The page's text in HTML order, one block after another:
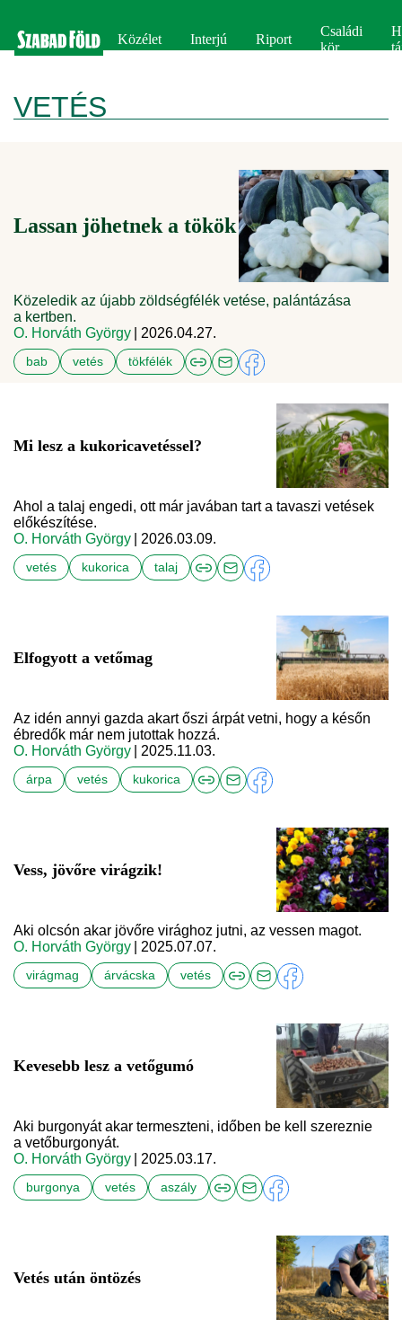
Közélet Interjú Riport
Családi
kör
VETÉS
Lassan jöhetnek a tökök
Közeledik az újabb zöldségfélék vetése, palántázása
a kertben.
O. Horváth György
| 2026.04.27.
bab vetés tökfélék
Mi lesz a kukoricavetéssel?
Ahol a talaj engedi, ott már javában tart a tavaszi vetések
előkészítése.
O. Horváth György
| 2026.03.09.
vetés kukorica talaj
Elfogyott a vetőmag
Az idén annyi gazda akart őszi árpát vetni, hogy a későn
ébredők már nem jutottak hozzá.
O. Horváth György
| 2025.11.03.
árpa vetés kukorica
Vess, jövőre virágzik!
Aki olcsón akar jövőre virághoz jutni, az vessen magot.
O. Horváth György
| 2025.07.07.
virágmag árvácska vetés
Kevesebb lesz a vetőgumó
Aki burgonyát akar termeszteni, időben be kell szereznie
a vetőburgonyát.
O. Horváth György
| 2025.03.17.
burgonya vetés aszály
Vetés után öntözés